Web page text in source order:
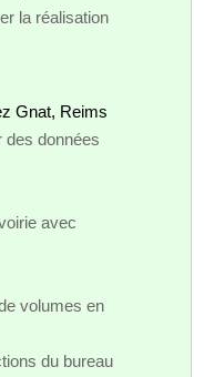
la réalisation
Gnat, Reims
des données
avec
volumes en
du bureau